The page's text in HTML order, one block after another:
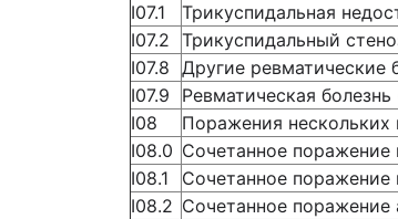
I07.1
Трикуспидальная
I07.2 Трикуспидальный
I07.8 Другие ревматические
I07.9
Ревматическая
I08
Поражения нескольких
I08.0 Сочетанное поражение
I08.1
Сочетанное поражение
I08.2 Сочетанное поражение